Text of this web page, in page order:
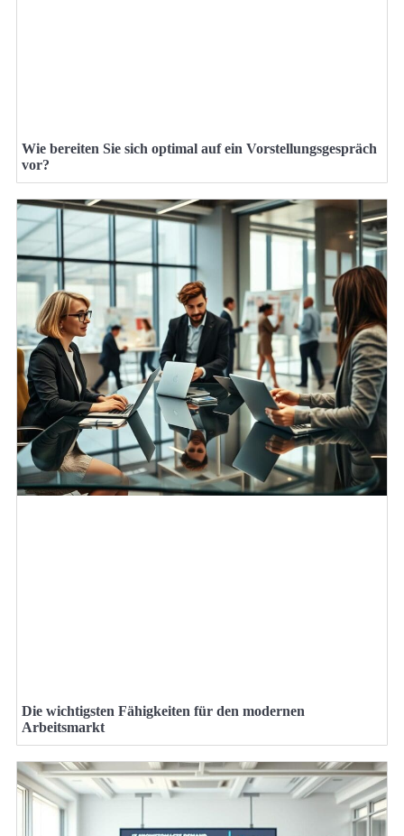
Wie bereiten Sie sich optimal auf ein Vorstellungsgespräch
vor?
Die wichtigsten Fähigkeiten für den modernen
Arbeitsmarkt